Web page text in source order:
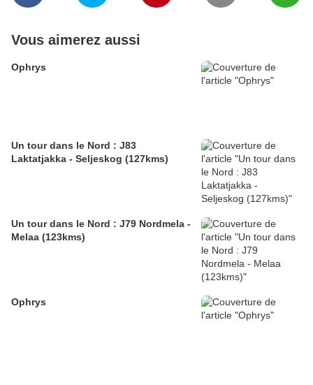
Vous aimerez aussi
Ophrys
Un tour dans le Nord : J83
Laktatjakka - Seljeskog (127kms)
Un tour dans le Nord : J79 Nordmela -
Melaa (123kms)
Ophrys